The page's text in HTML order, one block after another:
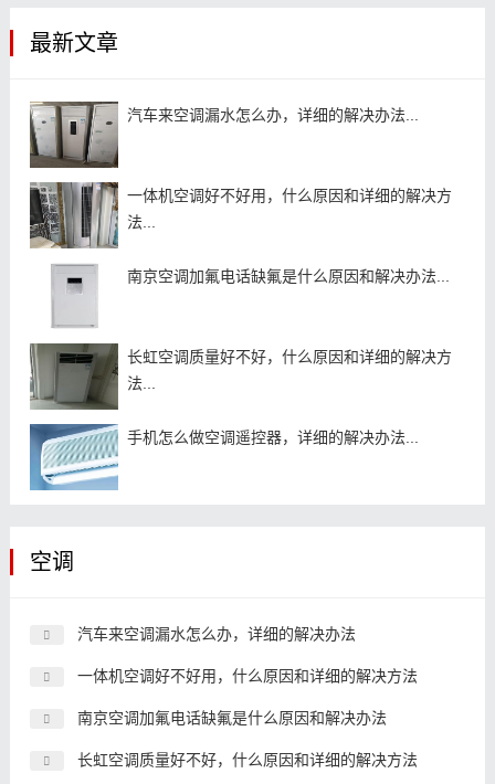
最新文章
汽车来空调漏水怎么办，详细的解决办法...
一体机空调好不好用，什么原因和详细的解决方
法...
南京空调加氟电话缺氟是什么原因和解决办法...
长虹空调质量好不好，什么原因和详细的解决方
法...
手机怎么做空调遥控器，详细的解决办法...
空调
汽车来空调漏水怎么办，详细的解决办法
一体机空调好不好用，什么原因和详细的解决方法
南京空调加氟电话缺氟是什么原因和解决办法
长虹空调质量好不好，什么原因和详细的解决方法